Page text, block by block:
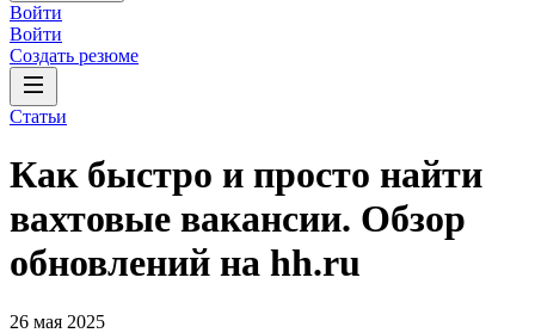
Войти
Войти
Создать резюме
Статьи
Как быстро и просто найти
вахтовые вакансии. Обзор
обновлений на hh.ru
26 мая 2025